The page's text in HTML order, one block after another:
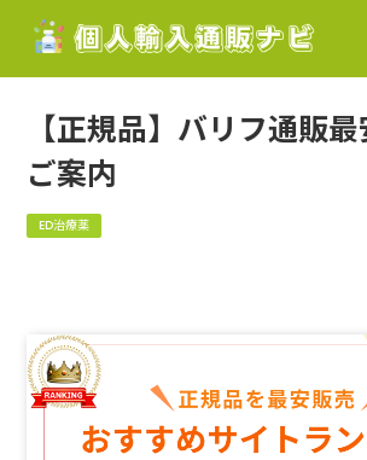
【正規品】バリフ通販
ご案内
ED治療薬